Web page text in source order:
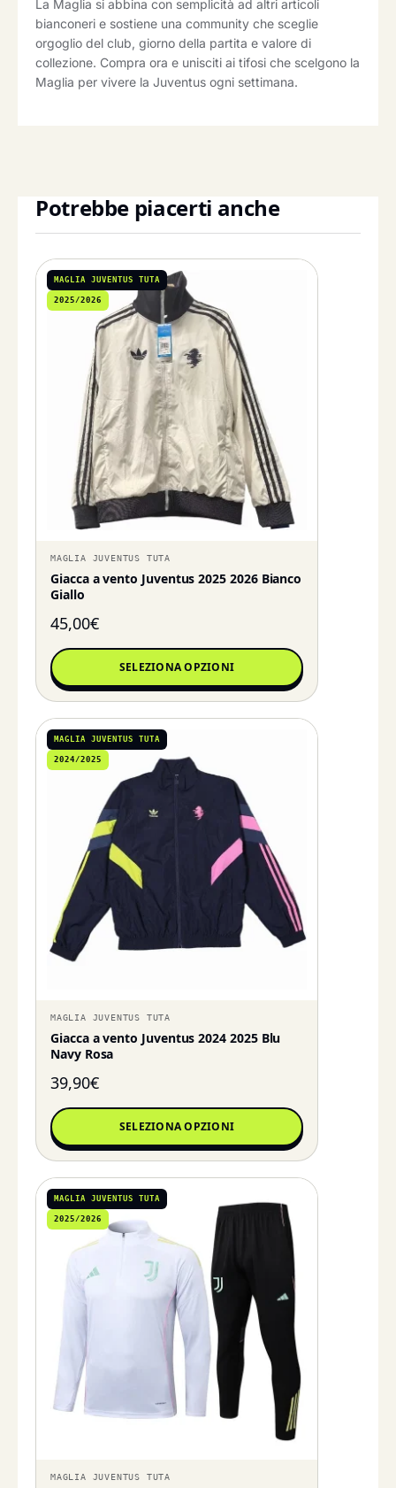
La Maglia si abbina con semplicità ad altri articoli
bianconeri e sostiene una community che sceglie
orgoglio del club, giorno della partita e valore di
collezione. Compra ora e unisciti ai tifosi che scelgono la
Maglia per vivere la Juventus ogni settimana.
Potrebbe piacerti anche
MAGLIA JUVENTUS TUTA
2025/2026
MAGLIA JUVENTUS TUTA
Giacca a vento Juventus 2025 2026 Bianco
Giallo
45,00€
SELEZIONA OPZIONI
MAGLIA JUVENTUS TUTA
2024/2025
MAGLIA JUVENTUS TUTA
Giacca a vento Juventus 2024 2025 Blu
Navy Rosa
39,90€
SELEZIONA OPZIONI
MAGLIA JUVENTUS TUTA
2025/2026
MAGLIA JUVENTUS TUTA